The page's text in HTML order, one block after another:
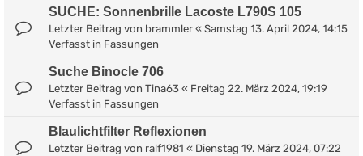
SUCHE: Sonnenbrille Lacoste L790S 105
Letzter Beitrag von brammler « Samstag 13. April 2024, 14:15
Verfasst in Fassungen
Suche Binocle 706
Letzter Beitrag von Tina63 « Freitag 22. März 2024, 19:19
Verfasst in Fassungen
Blaulichtfilter Reflexionen
Letzter Beitrag von ralf1981 « Dienstag 19. März 2024, 07:22